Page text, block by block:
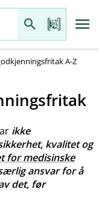
A-Z
ikke
kvalitet og
for medisinske
ansvar for å
det, før